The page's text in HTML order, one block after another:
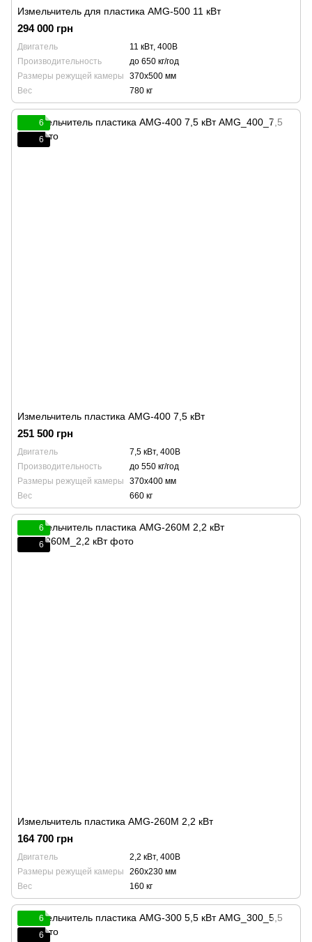
Измельчитель для пластика AMG-500 11 кВт
294 000 грн
Двигатель
11 кВт, 400В
Производительность
до 650 кг/год
Размеры режущей камеры
370x500 мм
Вес
780 кг
6
6
Измельчитель пластика АМG-400 7,5 кВт
251 500 грн
Двигатель
7,5 кВт, 400В
Производительность
до 550 кг/год
Размеры режущей камеры
370x400 мм
Вес
660 кг
6
6
Измельчитель пластика AMG-260M 2,2 кВт
164 700 грн
Двигатель
2,2 кВт, 400В
Размеры режущей камеры
260х230 мм
Вес
160 кг
6
6